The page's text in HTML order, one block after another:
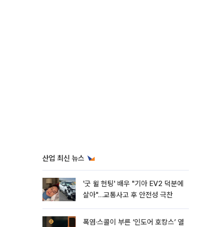
산업 최신 뉴스
'굿 윌 헌팅' 배우 "기아 EV2 덕분에
살아"…교통사고 후 안전성 극찬
폭염·스콜이 부른 ‘인도어 호캉스’ 열